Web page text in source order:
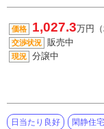
価格 1,027.3万円
交渉状況 販売中
現況 分譲中
日当たり良好 閑静住